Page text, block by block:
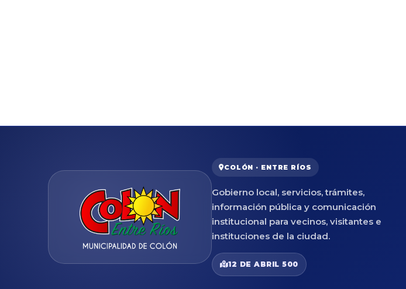
COLÓN · ENTRE RÍOS
Gobierno local, servicios, trámites,
información pública y comunicación
institucional para vecinos, visitantes e
instituciones de la ciudad.
12 DE ABRIL 500